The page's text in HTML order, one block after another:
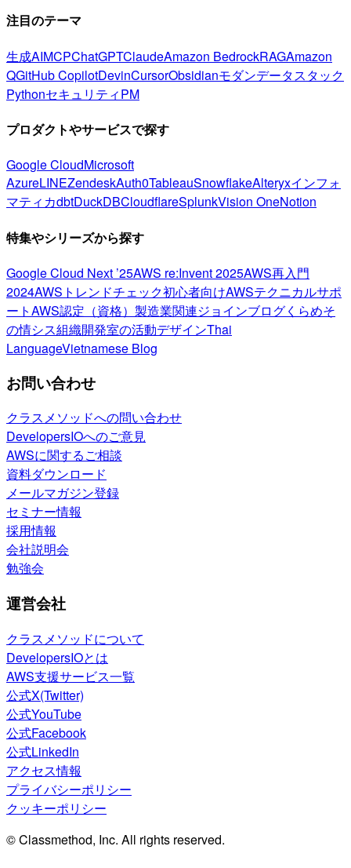
注目のテーマ
生成AIMCPChatGPTClaudeAmazon BedrockRAGAmazon
QGitHub CopilotDevinCursorObsidianモダンデータスタック
PythonセキュリティPM
プロダクトやサービスで探す
Google CloudMicrosoft
AzureLINEZendeskAuth0TableauSnowflakeAlteryxインフォ
マティカdbtDuckDBCloudflareSplunkVision OneNotion
特集やシリーズから探す
Google Cloud Next ’25AWS re:Invent 2025AWS再入門
2024AWSトレンドチェック初心者向けAWSテクニカルサポ
ートAWS認定（資格） 製造業関連ジョインブログくらめそ
の情シス組織開発室の活動デザインThai
LanguageVietnamese Blog
お問い合わせ
クラスメソッドへの問い合わせ
DevelopersIOへのご意見
AWSに関するご相談
資料ダウンロード
メールマガジン登録
セミナー情報
採用情報
会社説明会
勉強会
運営会社
クラスメソッドについて
DevelopersIOとは
AWS支援サービス一覧
公式X(Twitter)
公式YouTube
公式Facebook
公式LinkedIn
アクセス情報
プライバシーポリシー
クッキーポリシー
© Classmethod, Inc. All rights reserved.